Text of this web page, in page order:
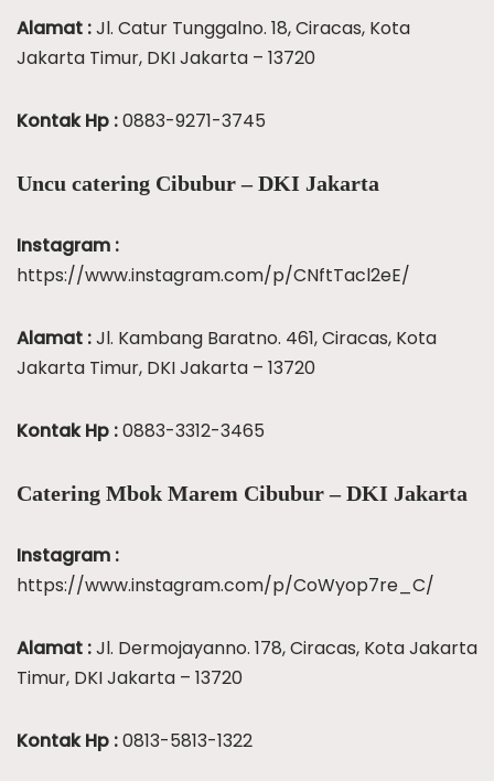
Alamat :Jl. Catur Tunggalno. 18, Ciracas, Kota
Jakarta Timur, DKI Jakarta – 13720
Kontak Hp :0883-9271-3745
Uncu catering Cibubur – DKI Jakarta
Instagram :
https://www.instagram.com/p/CNftTacl2eE/
Alamat :Jl. Kambang Baratno. 461, Ciracas, Kota
Jakarta Timur, DKI Jakarta – 13720
Kontak Hp :0883-3312-3465
Catering Mbok Marem Cibubur – DKI Jakarta
Instagram :
https://www.instagram.com/p/CoWyop7re_C/
Alamat :Jl. Dermojayanno. 178, Ciracas, Kota Jakarta
Timur, DKI Jakarta – 13720
Kontak Hp :0813-5813-1322